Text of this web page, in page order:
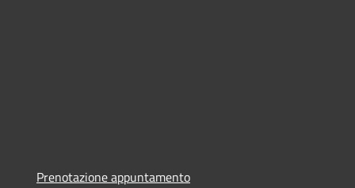
Prenotazione appuntamento